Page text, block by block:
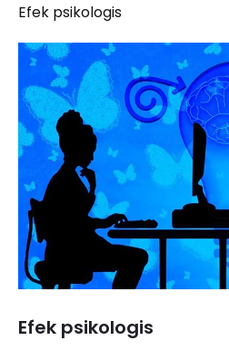
Efek psikologis
Efek psikologis